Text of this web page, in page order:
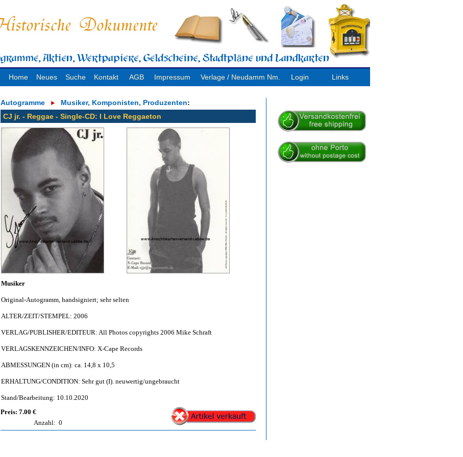
Home Neues Suche Kontakt AGB Impressum Verlage / Neudamm Nm. Login Links
Autogramme Musiker, Komponisten, Produzenten:
CJ jr. - Reggae - Single-CD: I Love Reggaeton
Musiker
Original-Autogramm, handsigniert; sehr selten
ALTER/ZEIT/STEMPEL: 2006
VERLAG/PUBLISHER/EDITEUR: All Photos copyrights 2006 Mike Schraft
VERLAGSKENNZEICHEN/INFO: X-Cape Records
ABMESSUNGEN (in cm): ca. 14,8 x 10,5
ERHALTUNG/CONDITION: Sehr gut (I). neuwertig/ungebraucht
Stand/Bearbeitung: 10.10.2020
Preis: 7.00 €
Anzahl: 0